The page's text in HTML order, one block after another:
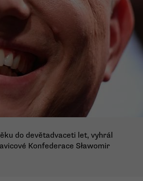
do devětadvaceti let, vyhrál
Konfederace Sławomir